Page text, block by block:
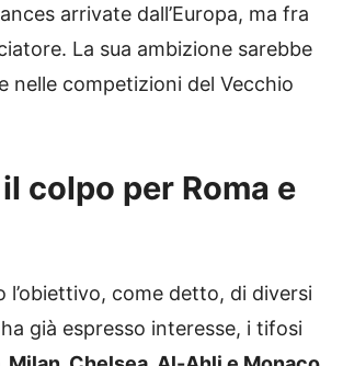
arrivate dall’Europa, ma fra
La sua ambizione sarebbe
nelle competizioni del Vecchio
colpo per Roma e
l’obiettivo, come detto, di diversi
ha già espresso interesse, i tifosi